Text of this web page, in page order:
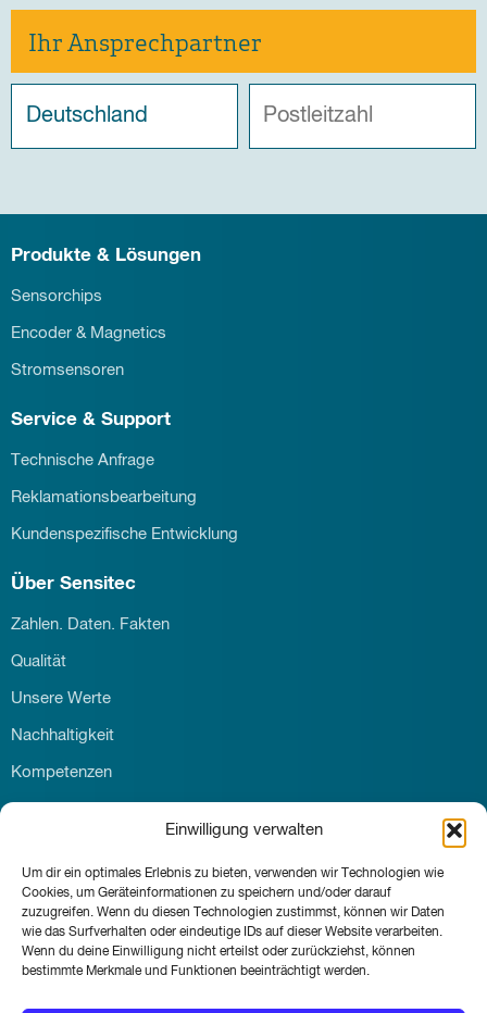
Einwilligung verwalten
Um dir ein optimales Erlebnis zu bieten, verwenden wir Technologien wie
Cookies, um Geräteinformationen zu speichern und/oder darauf
zuzugreifen. Wenn du diesen Technologien zustimmst, können wir Daten
wie das Surfverhalten oder eindeutige IDs auf dieser Website verarbeiten.
Wenn du deine Einwilligung nicht erteilst oder zurückziehst, können
bestimmte Merkmale und Funktionen beeinträchtigt werden.
Ihr Ansprechpartner
Produkte & Lösungen
Sensorchips
Encoder & Magnetics
Stromsensoren
Service & Support
Technische Anfrage
Reklamationsbearbeitung
Kundenspezifische Entwicklung
Über Sensitec
Zahlen. Daten. Fakten
Qualität
Unsere Werte
Nachhaltigkeit
Kompetenzen
Kontakt
News & Events
© Sensitec GmbH 2026